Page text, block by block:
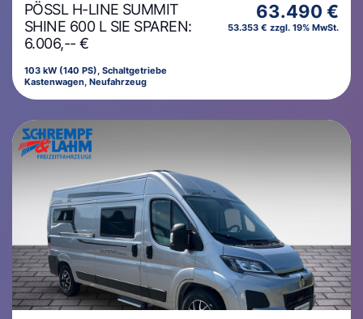
PÖSSL H-LINE SUMMIT
SHINE 600 L SIE SPAREN:
6.006,-- €
103 kW (140 PS), Schaltgetriebe
Kastenwagen, Neufahrzeug
63.490 €
53.353 € zzgl. 19% MwSt.